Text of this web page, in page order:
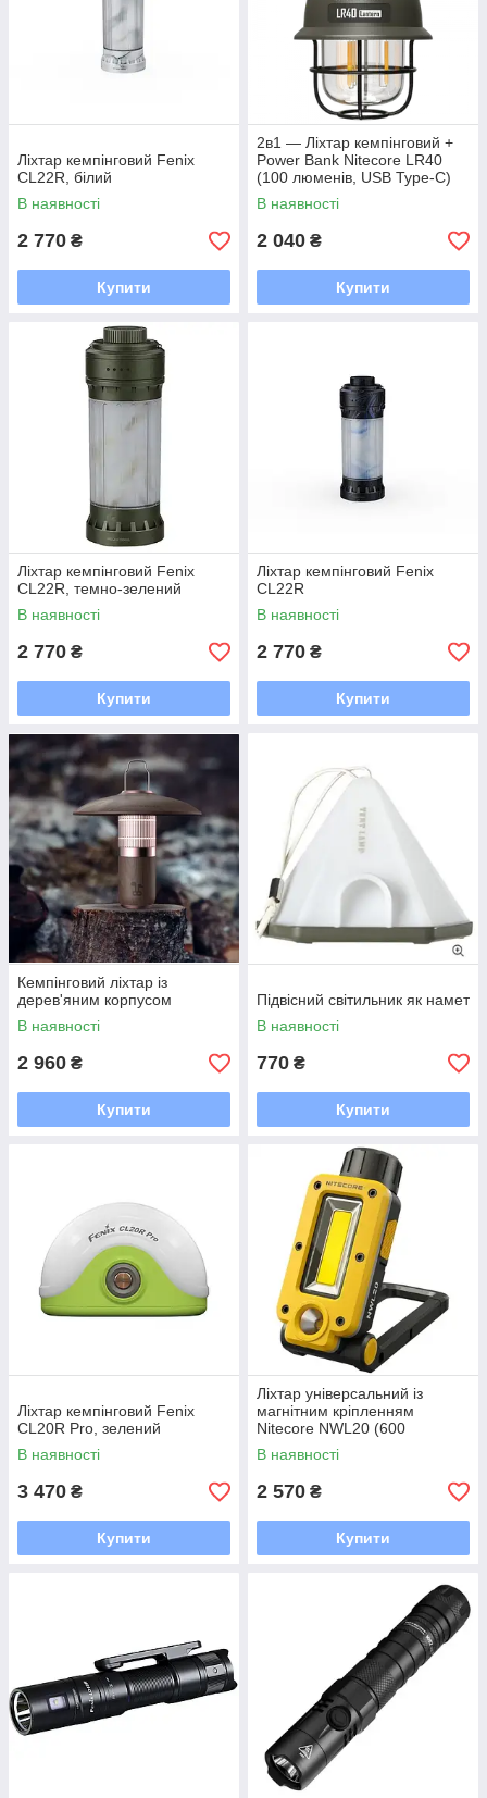
Ліхтар кемпінговий Fenix
CL22R, білий
В наявності
2 770 ₴
Купити
2в1 — Ліхтар кемпінговий +
Power Bank Nitecore LR40
(100 люменів, USB Type-C)
В наявності
2 040 ₴
Купити
Ліхтар кемпінговий Fenix
CL22R, темно-зелений
В наявності
2 770 ₴
Купити
Ліхтар кемпінговий Fenix
CL22R
В наявності
2 770 ₴
Купити
Кемпінговий ліхтар із
дерев'яним корпусом
В наявності
2 960 ₴
Купити
Підвісний світильник як намет
В наявності
770 ₴
Купити
Ліхтар кемпінговий Fenix
CL20R Pro, зелений
В наявності
3 470 ₴
Купити
Ліхтар універсальний із
магнітним кріпленням
Nitecore NWL20 (600
люменів, 7 режимів, 1x21700)
В наявності
2 570 ₴
Купити